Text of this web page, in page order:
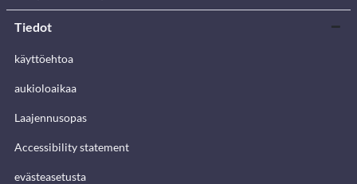
Tiedot
käyttöehtoa
aukioloaikaa
Laajennusopas
Accessibility statement
evästeasetusta